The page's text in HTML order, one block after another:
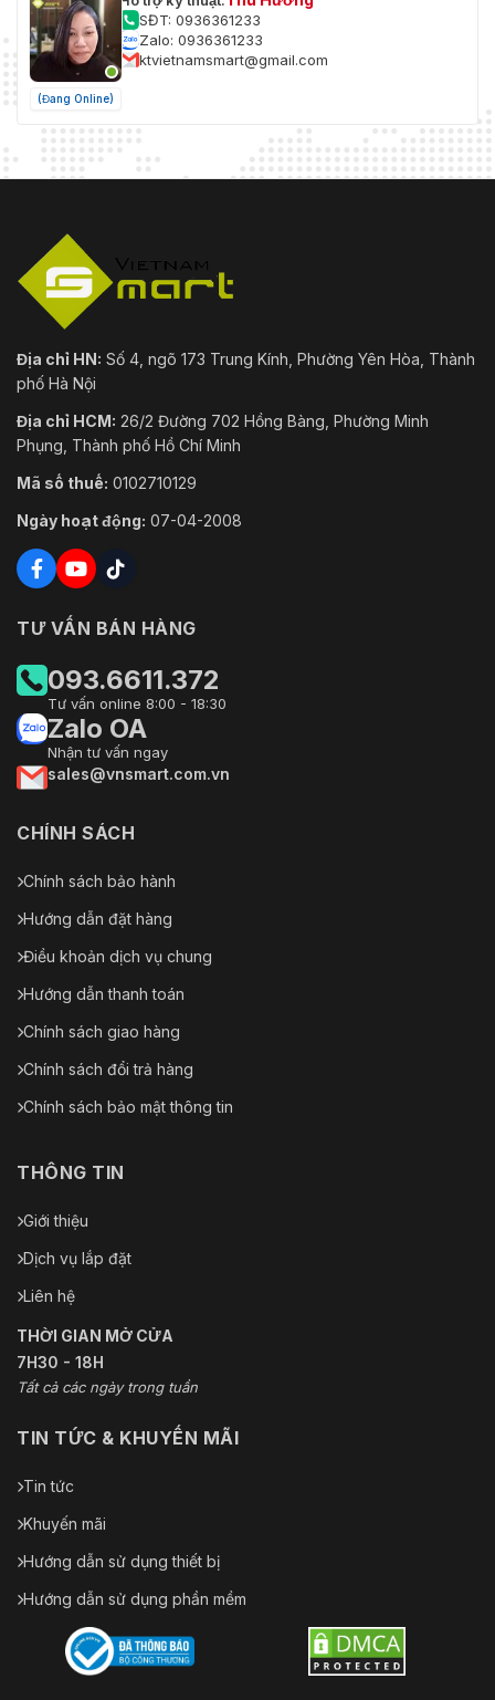
(Đang Online)
SĐT: 0936361233
Zalo: 0936361233
ktvietnamsmart@gmail.com
Địa chỉ HN: Số 4, ngõ 173 Trung Kính, Phường Yên Hòa, Thành
phố Hà Nội
Địa chỉ HCM: 26/2 Đường 702 Hồng Bàng, Phường Minh
Phụng, Thành phố Hồ Chí Minh
Mã số thuế: 0102710129
Ngày hoạt động: 07-04-2008
TƯ VẤN BÁN HÀNG
093.6611.372
Tư vấn online 8:00 - 18:30
Zalo OA
Nhận tư vấn ngay
sales@vnsmart.com.vn
CHÍNH SÁCH
Chính sách bảo hành
Hướng dẫn đặt hàng
Điều khoản dịch vụ chung
Hướng dẫn thanh toán
Chính sách giao hàng
Chính sách đổi trả hàng
Chính sách bảo mật thông tin
THÔNG TIN
Giới thiệu
Dịch vụ lắp đặt
Liên hệ
THỜI GIAN MỞ CỬA
7H30 - 18H
Tất cả các ngày trong tuần
TIN TỨC & KHUYẾN MÃI
Tin tức
Khuyến mãi
Hướng dẫn sử dụng thiết bị
Hướng dẫn sử dụng phần mềm